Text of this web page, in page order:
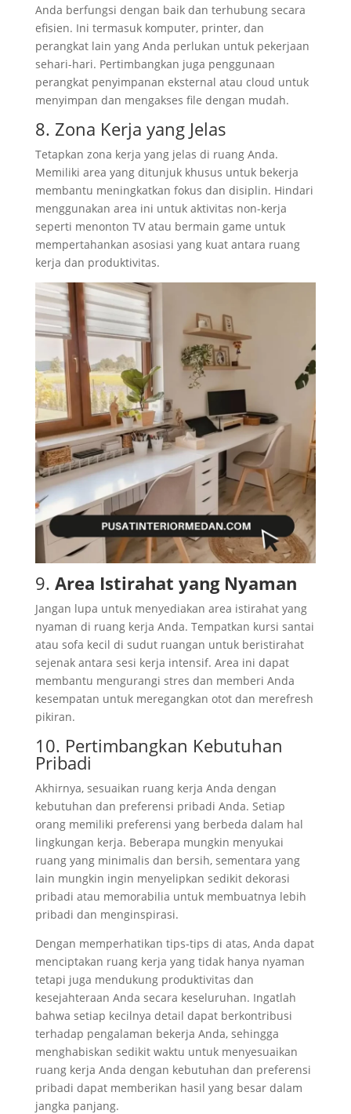
Anda berfungsi dengan baik dan terhubung secara
efisien. Ini termasuk komputer, printer, dan
perangkat lain yang Anda perlukan untuk pekerjaan
sehari-hari. Pertimbangkan juga penggunaan
perangkat penyimpanan eksternal atau cloud untuk
menyimpan dan mengakses file dengan mudah.
8. Zona Kerja yang Jelas
Tetapkan zona kerja yang jelas di ruang Anda.
Memiliki area yang ditunjuk khusus untuk bekerja
membantu meningkatkan fokus dan disiplin. Hindari
menggunakan area ini untuk aktivitas non-kerja
seperti menonton TV atau bermain game untuk
mempertahankan asosiasi yang kuat antara ruang
kerja dan produktivitas.
9. Area Istirahat yang Nyaman
Jangan lupa untuk menyediakan area istirahat yang
nyaman di ruang kerja Anda. Tempatkan kursi santai
atau sofa kecil di sudut ruangan untuk beristirahat
sejenak antara sesi kerja intensif. Area ini dapat
membantu mengurangi stres dan memberi Anda
kesempatan untuk meregangkan otot dan merefresh
pikiran.
10. Pertimbangkan Kebutuhan
Pribadi
Akhirnya, sesuaikan ruang kerja Anda dengan
kebutuhan dan preferensi pribadi Anda. Setiap
orang memiliki preferensi yang berbeda dalam hal
lingkungan kerja. Beberapa mungkin menyukai
ruang yang minimalis dan bersih, sementara yang
lain mungkin ingin menyelipkan sedikit dekorasi
pribadi atau memorabilia untuk membuatnya lebih
pribadi dan menginspirasi.
Dengan memperhatikan tips-tips di atas, Anda dapat
menciptakan ruang kerja yang tidak hanya nyaman
tetapi juga mendukung produktivitas dan
kesejahteraan Anda secara keseluruhan. Ingatlah
bahwa setiap kecilnya detail dapat berkontribusi
terhadap pengalaman bekerja Anda, sehingga
menghabiskan sedikit waktu untuk menyesuaikan
ruang kerja Anda dengan kebutuhan dan preferensi
pribadi dapat memberikan hasil yang besar dalam
jangka panjang.